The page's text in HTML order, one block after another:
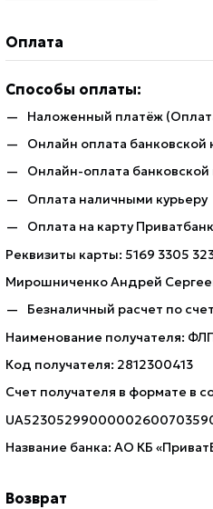
Оплата
Способы оплаты:
Наложенный платёж
Онлайн оплата банковской
Онлайн-оплата
Оплата наличными курьеру
Оплата на карту
Реквизиты карты: 5169 3305
Мирошниченко Андрей
Безналичный расчет по
Наименование получателя:
Код получателя: 2812300413
Счет получателя в формате в
Название банка: АО КБ
Возврат